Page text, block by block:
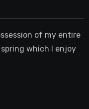
of my entire
which I enjoy